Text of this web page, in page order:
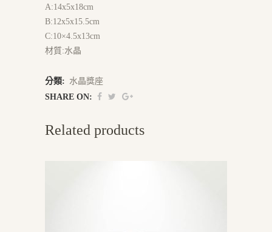
A:14x5x18cm
B:12x5x15.5cm
C:10×4.5x13cm
材質:水晶
分類: 水晶獎座
SHARE ON:
Related products